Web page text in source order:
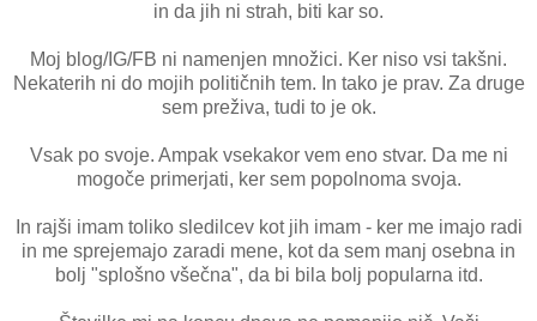
in da jih ni strah, biti kar so.
Moj blog/IG/FB ni namenjen množici. Ker niso vsi takšni.
Nekaterih ni do mojih političnih tem. In tako je prav. Za druge
sem preživa, tudi to je ok.
Vsak po svoje. Ampak vsekakor vem eno stvar. Da me ni
mogoče primerjati, ker sem popolnoma svoja.
In rajši imam toliko sledilcev kot jih imam - ker me imajo radi
in me sprejemajo zaradi mene, kot da sem manj osebna in
bolj "splošno všečna", da bi bila bolj popularna itd.